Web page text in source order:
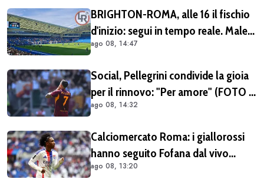
BRIGHTON-ROMA, alle 16 il fischio
d'inizio: segui in tempo reale. Malen
titolare (FOTO)
ago 08, 14:47
Social, Pellegrini condivide la gioia
per il rinnovo: "Per amore" (FOTO e
VIDEO)
ago 08, 14:32
Calciomercato Roma: i giallorossi
hanno seguito Fofana dal vivo
almeno in due occasioni. Costa
ago 08, 13:20